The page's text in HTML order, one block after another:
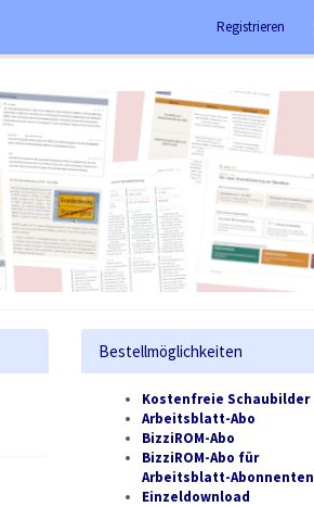
Registrieren
Bestellmöglichkeiten
Kostenfreie Schaubilder
Arbeitsblatt-Abo
BizziROM-Abo
BizziROM-Abo für
Arbeitsblatt-Abonnenten
Einzeldownload